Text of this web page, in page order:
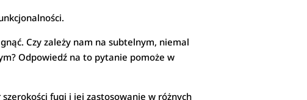
Czy zależy nam na subtelnym, niemal
Odpowiedź na to pytanie pomoże w
fugi i jej zastosowanie w różnych